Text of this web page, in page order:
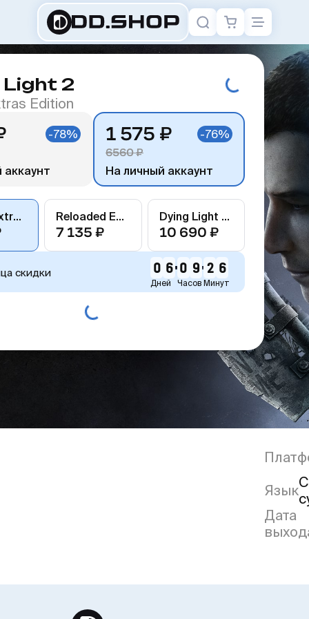
Light 2
Edition
-78%
аккаунт
1 575 ₽ -76%
6560 ₽
На личный аккаунт
Digital Extras Edition Reloaded Edition
7 135 ₽
Dying Light Collection
10 690 ₽
скидки 0 6
Дней
0 9
Часов
2 6
Минут
Язык
Дата